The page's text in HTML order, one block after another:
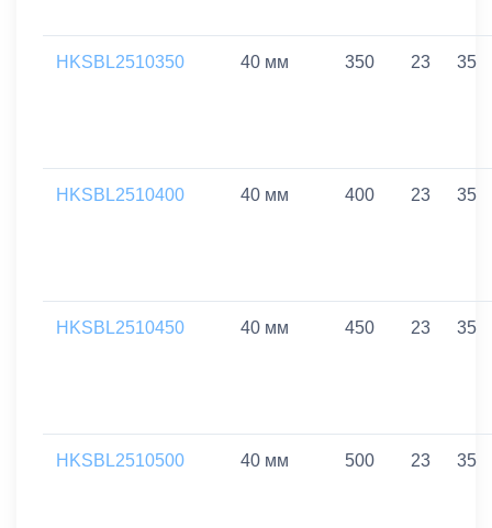
HKSBL2510350 40 мм 350 23 35
HKSBL2510400 40 мм 400 23 35
HKSBL2510450 40 мм 450 23 35
HKSBL2510500 40 мм 500 23 35